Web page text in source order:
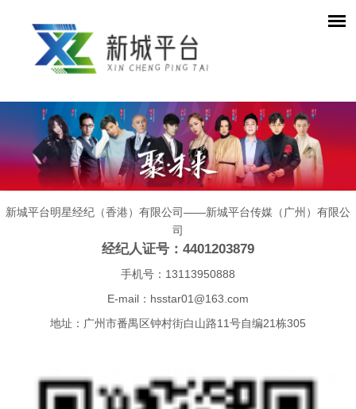
新城平台明星经纪（香港）有限公司——新城平台传媒（广州）有限公
司
经纪人证号：4401203879
手机号：13113950888
E-mail： hsstar01@163.com
地址：广州市番禺区钟村街白山路11号自编21栋305